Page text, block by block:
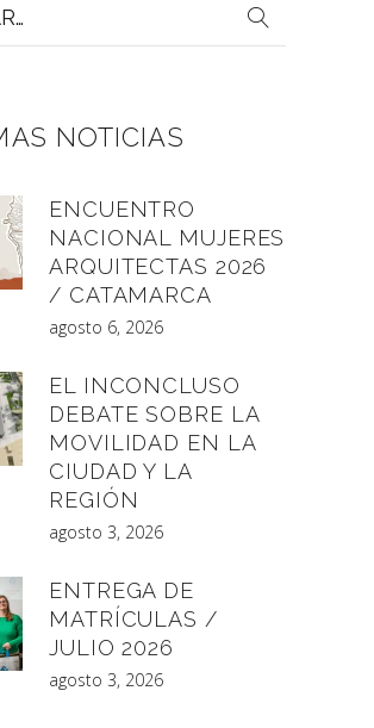
NOTICIAS
ENCUENTRO
NACIONAL MUJERES
ARQUITECTAS 2026
/ CATAMARCA
agosto 6, 2026
EL INCONCLUSO
DEBATE SOBRE LA
MOVILIDAD EN LA
CIUDAD Y LA
REGIÓN
agosto 3, 2026
ENTREGA DE
MATRÍCULAS /
JULIO 2026
agosto 3, 2026